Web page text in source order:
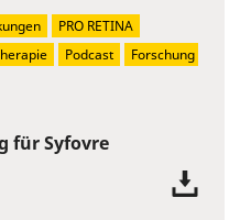
für Syfovre
PRO RETINA
Podcast
Forschung